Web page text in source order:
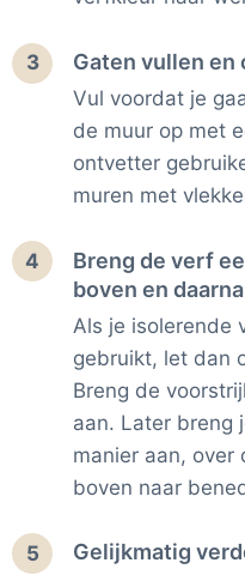
3 Gaten vullen
Vul voordat je
de muur op met
ontvetter
muren met
4
Breng de verf
boven en
Als je isolerende
gebruikt, let dan
Breng de
aan. Later breng
manier aan, over
boven naar
5 Gelijkmatig